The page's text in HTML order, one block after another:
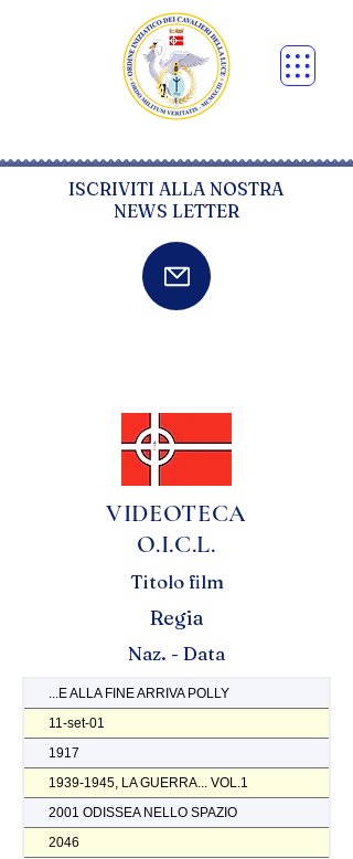
ISCRIVITI ALLA NOSTRA
NEWS LETTER
VIDEOTECA
O.I.C.L.
Titolo film
Regia
Naz. - Data
...E ALLA FINE ARRIVA POLLY
11-set-01
1917
1939-1945, LA GUERRA... VOL.1
2001 ODISSEA NELLO SPAZIO
2046